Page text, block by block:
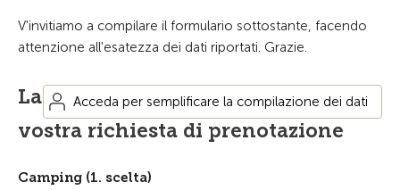
V'invitiamo a compilare il formulario sottostante, facendo
attenzione all'esatezza dei dati riportati. Grazie.
Acceda per semplificare la compilazione dei dati
La
vostra richiesta di prenotazione
Camping (1. scelta)